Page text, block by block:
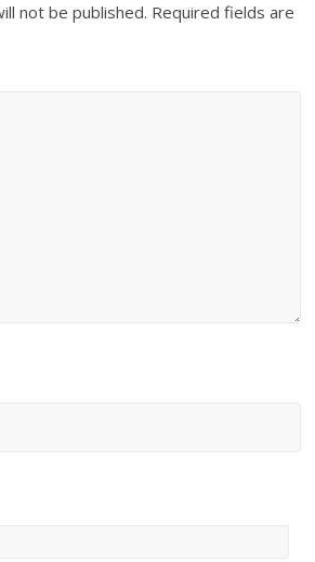
not be published. Required fields are